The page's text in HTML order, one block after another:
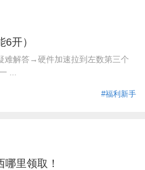
开）
解答→硬件加速拉到左数第三个
...
#福利新手
里领取！